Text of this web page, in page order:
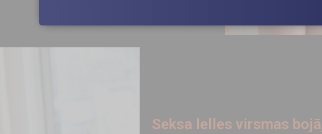
Seksa lelles virsmas